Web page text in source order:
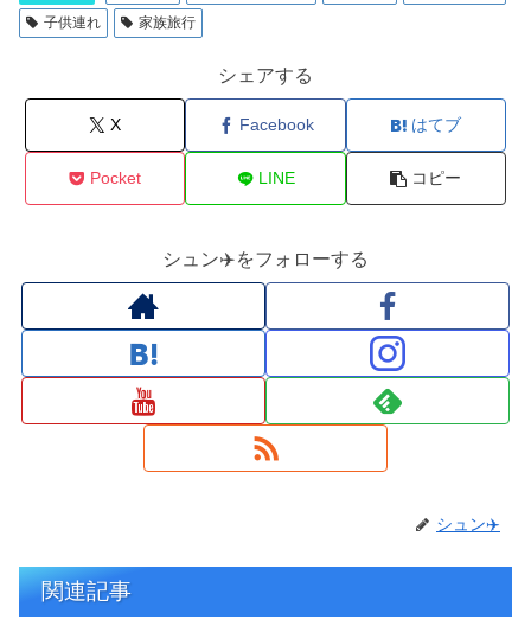
子供連れ
家族旅行
シェアする
X Facebook はてブ
Pocket LINE コピー
シュン✈️をフォローする
シュン✈️
関連記事